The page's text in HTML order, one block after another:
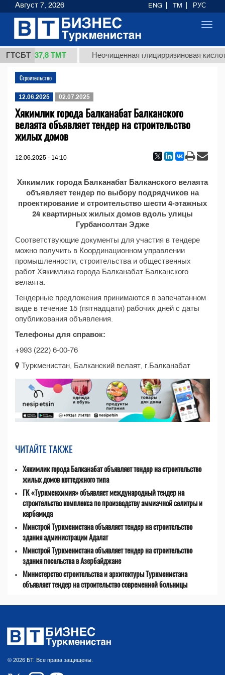
ГТСБТ
1 (кг.) 37,8 ТМТ Неочищенная глицирризиновая
Строительство
12.06.2025 02.07.2025
Хякимлик города Балканабат Балканского
велаята объявляет тендер на строительство
жилых домов
12.06.2025 - 14:10
Хякимлик города Балканабат Балканского велаята
объявляет тендер по выбору подрядчиков на
проектирование и строительство шести 4-этажных
24 квартирных жилых домов вдоль улицы
Гурбансолтан Эдже
Соответствующие документы для участия в тендере
можно получить в Координационном управлении
промышленности, строительства и общественных
работ Хякимлика города Балканабат Балканского
велаята.
Тендерные предложения принимаются в запечатанном
виде в течение 15 (пятнадцати) рабочих дней с даты
опубликования объявления.
Телефоны для справок:
+993 (222) 6-00-76
Туркменистан, Балканcкий велаят, г.Балканабат
ЧИТАЙТЕ ТАКЖЕ
Хякимлик города Балканабат объявляет тендер на строительство
жилых домов коттеджного типа
ГК «Туркменхимия» объявляет международный тендер на
строительство комплекса по производству аммиачной селитры и
карбамида
Минстрой Туркменистана объявляет тендер на строительство
здания администрации Адалат
Минстрой Туркменистана объявляет тендер на строительство
здания посольства в Азербайджане
Министерство строительства и архитектуры Туркменистана
объявляет тендер на строительство современной больницы
© 2026 БТ. Все права защищены.
Август 7, 2026 ENG TM РУС